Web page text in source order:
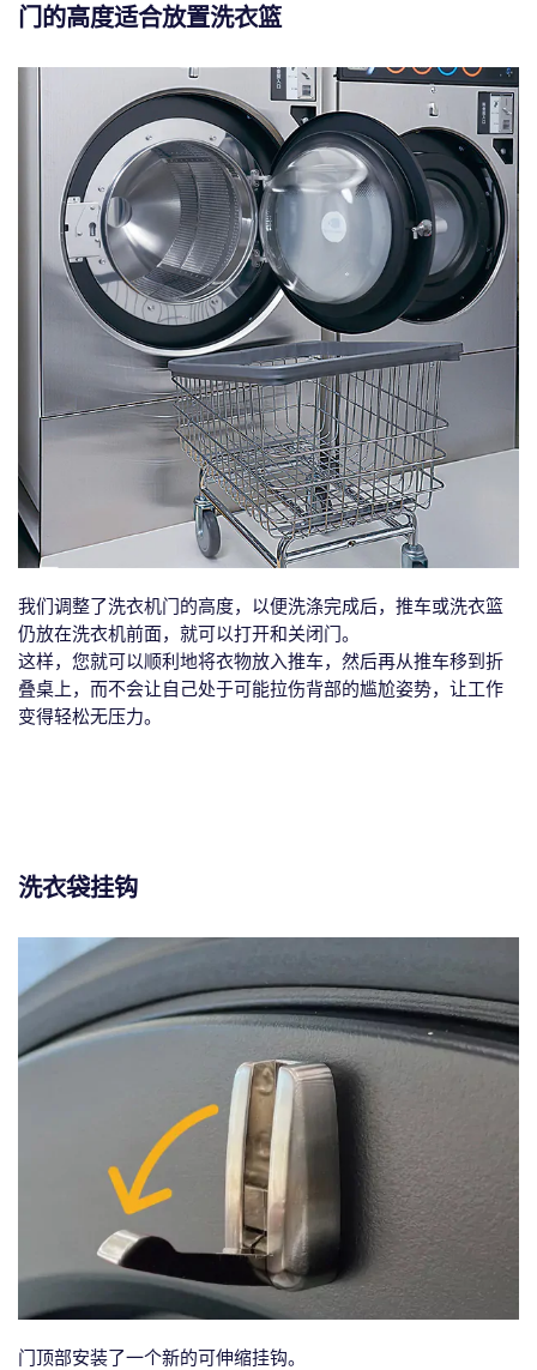
门的高度适合放置洗衣篮
我们调整了洗衣机门的高度，以便洗涤完成后，推车或洗衣篮
仍放在洗衣机前面，就可以打开和关闭门。
这样，您就可以顺利地将衣物放入推车，然后再从推车移到折
叠桌上，而不会让自己处于可能拉伤背部的尴尬姿势，让工作
变得轻松无压力。
洗衣袋挂钩
门顶部安装了一个新的可伸缩挂钩。